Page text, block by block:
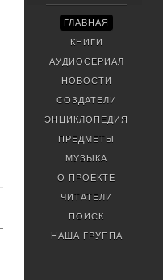
ГЛАВНАЯ
КНИГИ
АУДИОСЕРИАЛ
НОВОСТИ
СОЗДАТЕЛИ
ЭНЦИКЛОПЕДИЯ
ПРЕДМЕТЫ
МУЗЫКА
О ПРОЕКТЕ
ЧИТАТЕЛИ
ПОИСК
НАША ГРУППА